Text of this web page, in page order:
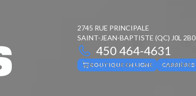
2745 RUE PRINCIPALE
SAINT-JEAN-BAPTISTE (QC) J0L 2B0
450 464-4631
BOUTIQUE EN LIGNE CARRIÈRES